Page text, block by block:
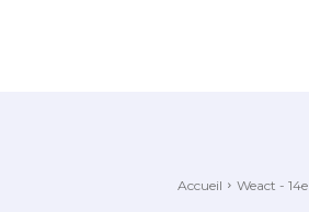
Accueil Weact -